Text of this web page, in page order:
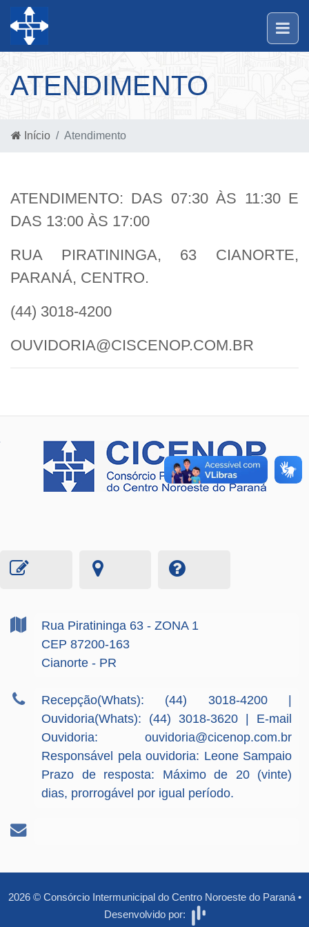
ATENDIMENTO
Início Atendimento
ATENDIMENTO: DAS 07:30 ÀS 11:30 E
DAS 13:00 ÀS 17:00
RUA PIRATININGA, 63 CIANORTE,
PARANÁ, CENTRO.
(44) 3018-4200
OUVIDORIA@CISCENOP.COM.BR
Rua Piratininga 63 - ZONA 1
CEP 87200-163
Cianorte - PR
Recepção(Whats): (44) 3018-4200 |
Ouvidoria(Whats): (44) 3018-3620 | E-mail
Ouvidoria: ouvidoria@cicenop.com.br
Responsável pela ouvidoria: Leone Sampaio
Prazo de resposta: Máximo de 20 (vinte)
dias, prorrogável por igual período.
2026 © Consórcio Intermunicipal do Centro Noroeste do Paraná •
Desenvolvido por: